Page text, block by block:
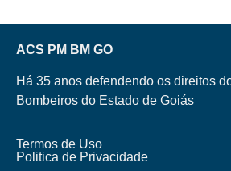
ACS PM BM GO
Há 35 anos defendendo os direitos
Bombeiros do Estado de Goiás
Termos de Uso
Politica de Privacidade